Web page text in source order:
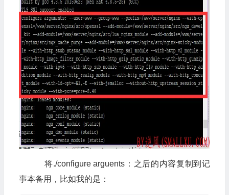
将./configure arguents：之后的内容复制到记
事本备用，比如我的是：